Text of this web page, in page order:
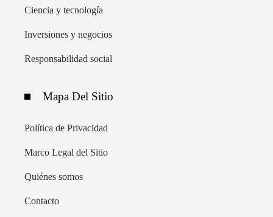
Ciencia y tecnología
Inversiones y negocios
Responsabilidad social
Mapa Del Sitio
Política de Privacidad
Marco Legal del Sitio
Quiénes somos
Contacto